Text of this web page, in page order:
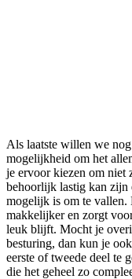
Als laatste willen we
mogelijkheid om het
je ervoor kiezen om niet
behoorlijk lastig kan zijn
mogelijk is om te vallen.
makkelijker en zorgt
leuk blijft. Mocht je
besturing, dan kun je
eerste of tweede deel te
die het geheel zo